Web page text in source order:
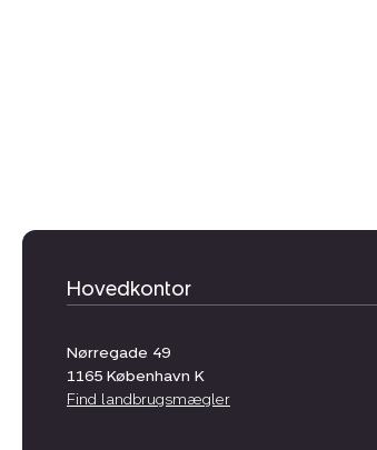
Hovedkontor
Nørregade 49
1165 København K
Find landbrugsmægler